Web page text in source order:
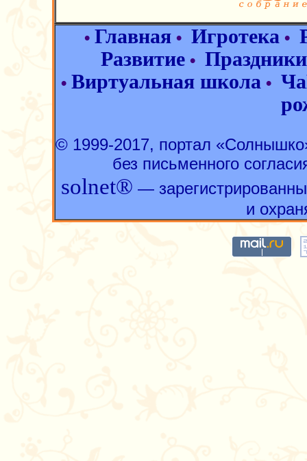
• Главная • Игротека •
Развитие• Праздники
• Виртуальная школа •
© 1999-2017, портал
без письменного
solnet® —
и